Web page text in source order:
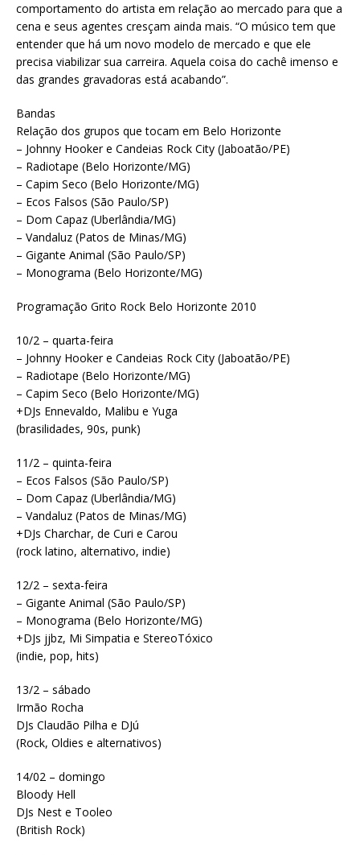
comportamento do artista em relação ao mercado para que a
cena e seus agentes cresçam ainda mais. “O músico tem que
entender que há um novo modelo de mercado e que ele
precisa viabilizar sua carreira. Aquela coisa do cachê imenso e
das grandes gravadoras está acabando”.
Bandas
Relação dos grupos que tocam em Belo Horizonte
– Johnny Hooker e Candeias Rock City (Jaboatão/PE)
– Radiotape (Belo Horizonte/MG)
– Capim Seco (Belo Horizonte/MG)
– Ecos Falsos (São Paulo/SP)
– Dom Capaz (Uberlândia/MG)
– Vandaluz (Patos de Minas/MG)
– Gigante Animal (São Paulo/SP)
– Monograma (Belo Horizonte/MG)
Programação Grito Rock Belo Horizonte 2010
10/2 – quarta-feira
– Johnny Hooker e Candeias Rock City (Jaboatão/PE)
– Radiotape (Belo Horizonte/MG)
– Capim Seco (Belo Horizonte/MG)
+DJs Ennevaldo, Malibu e Yuga
(brasilidades, 90s, punk)
11/2 – quinta-feira
– Ecos Falsos (São Paulo/SP)
– Dom Capaz (Uberlândia/MG)
– Vandaluz (Patos de Minas/MG)
+DJs Charchar, de Curi e Carou
(rock latino, alternativo, indie)
12/2 – sexta-feira
– Gigante Animal (São Paulo/SP)
– Monograma (Belo Horizonte/MG)
+DJs jjbz, Mi Simpatia e StereoTóxico
(indie, pop, hits)
13/2 – sábado
Irmão Rocha
DJs Claudão Pilha e DJú
(Rock, Oldies e alternativos)
14/02 – domingo
Bloody Hell
DJs Nest e Tooleo
(British Rock)